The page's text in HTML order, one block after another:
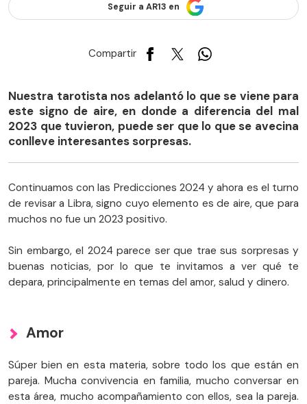
Seguir a AR13 en
Compartir
Nuestra tarotista nos adelantó lo que se viene para
este signo de aire, en donde a diferencia del mal
2023 que tuvieron, puede ser que lo que se avecina
conlleve interesantes sorpresas.
Continuamos con las Predicciones 2024 y ahora es el turno
de revisar a Libra, signo cuyo elemento es de aire, que para
muchos no fue un 2023 positivo.
Sin embargo, el 2024 parece ser que trae sus sorpresas y
buenas noticias, por lo que te invitamos a ver qué te
depara, principalmente en temas del amor, salud y dinero.
Amor
Súper bien en esta materia, sobre todo los que están en
pareja. Mucha convivencia en familia, mucho conversar en
esta área, mucho acompañamiento con ellos, sea la pareja.